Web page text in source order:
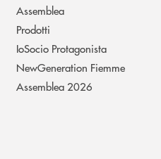
Assemblea
Prodotti
IoSocio Protagonista
NewGeneration Fiemme
Assemblea 2026